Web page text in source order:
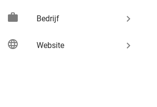
work Bedrijf keyboard_arrow_right
language Website keyboard_arrow_right